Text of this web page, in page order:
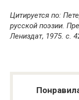
Цитируется по:
русской поэзии.
Лениздат, 1975. с.